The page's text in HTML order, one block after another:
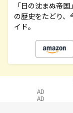
「日の沈まぬ帝
の歴史をたどり
イド。
AD
AD